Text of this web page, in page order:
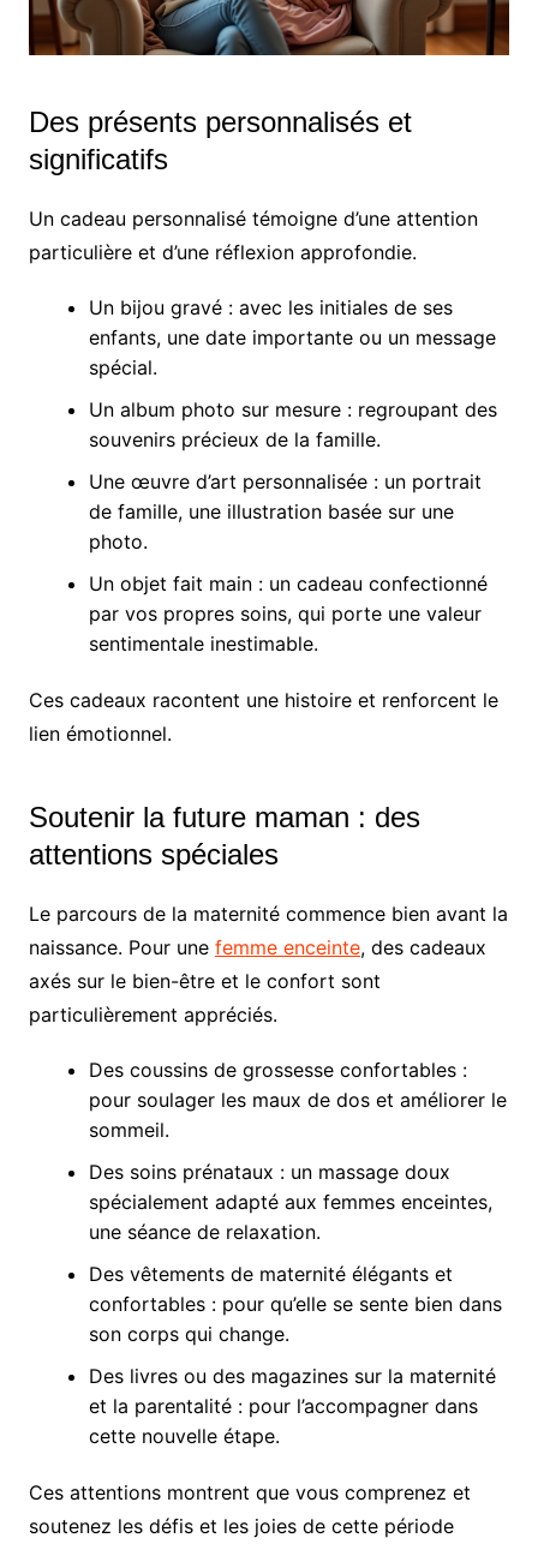
Des présents personnalisés et
significatifs
Un cadeau personnalisé témoigne d’une attention
particulière et d’une réflexion approfondie.
Un bijou gravé : avec les initiales de ses
enfants, une date importante ou un message
spécial.
Un album photo sur mesure : regroupant des
souvenirs précieux de la famille.
Une œuvre d’art personnalisée : un portrait
de famille, une illustration basée sur une
photo.
Un objet fait main : un cadeau confectionné
par vos propres soins, qui porte une valeur
sentimentale inestimable.
Ces cadeaux racontent une histoire et renforcent le
lien émotionnel.
Soutenir la future maman : des
attentions spéciales
Le parcours de la maternité commence bien avant la
naissance. Pour une femme enceinte, des cadeaux
axés sur le bien-être et le confort sont
particulièrement appréciés.
Des coussins de grossesse confortables :
pour soulager les maux de dos et améliorer le
sommeil.
Des soins prénataux : un massage doux
spécialement adapté aux femmes enceintes,
une séance de relaxation.
Des vêtements de maternité élégants et
confortables : pour qu’elle se sente bien dans
son corps qui change.
Des livres ou des magazines sur la maternité
et la parentalité : pour l’accompagner dans
cette nouvelle étape.
Ces attentions montrent que vous comprenez et
soutenez les défis et les joies de cette période